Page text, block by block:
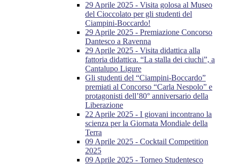
29 Aprile 2025 - Visita golosa al Museo
del Cioccolato per gli studenti del
Ciampini-Boccardo!
29 Aprile 2025 - Premiazione Concorso
Dantesco a Ravenna
29 Aprile 2025 - Visita didattica alla
fattoria didattica. “La stalla dei ciuchi”, a
Cantalupo Ligure
Gli studenti del “Ciampini-Boccardo”
premiati al Concorso “Carla Nespolo” e
protagonisti dell’80° anniversario della
Liberazione
22 Aprile 2025 - I giovani incontrano la
scienza per la Giornata Mondiale della
Terra
09 Aprile 2025 - Cocktail Competition
2025
09 Aprile 2025 - Torneo Studentesco